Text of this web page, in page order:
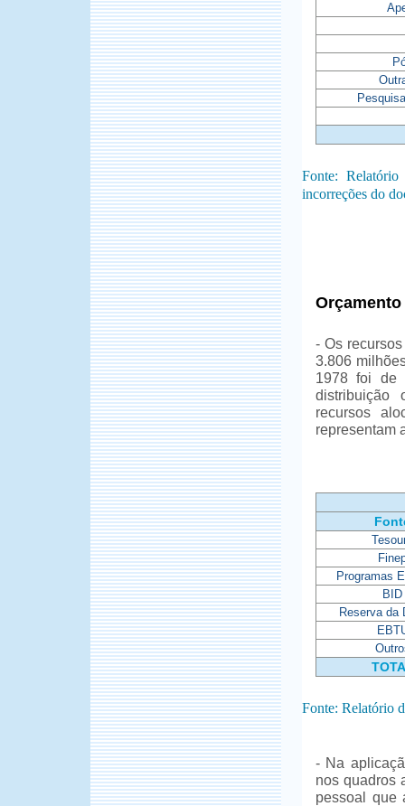
Fonte:
incorreções do
Orçamento
- Os
3.806
1978 foi de
distribuição
recursos
representam
Programas
BID
Reserva da
Fonte: Relatório
- Na
nos quadros
pessoal que